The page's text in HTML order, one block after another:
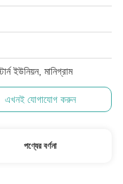
ইউনিয়ন, মানিগ্রাম
এখনই যোগাযোগ করুন
পণ্যের বর্ণনা